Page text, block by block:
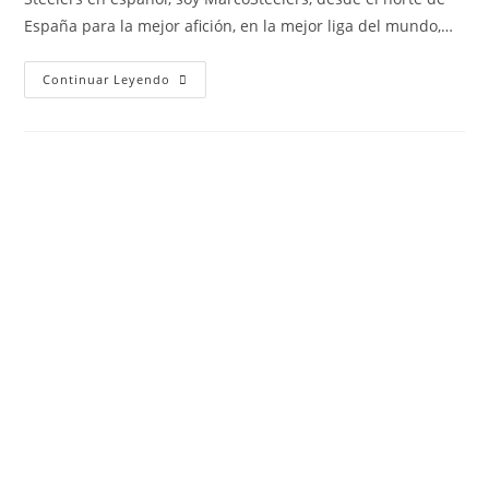
España para la mejor afición, en la mejor liga del mundo,…
Continuar Leyendo